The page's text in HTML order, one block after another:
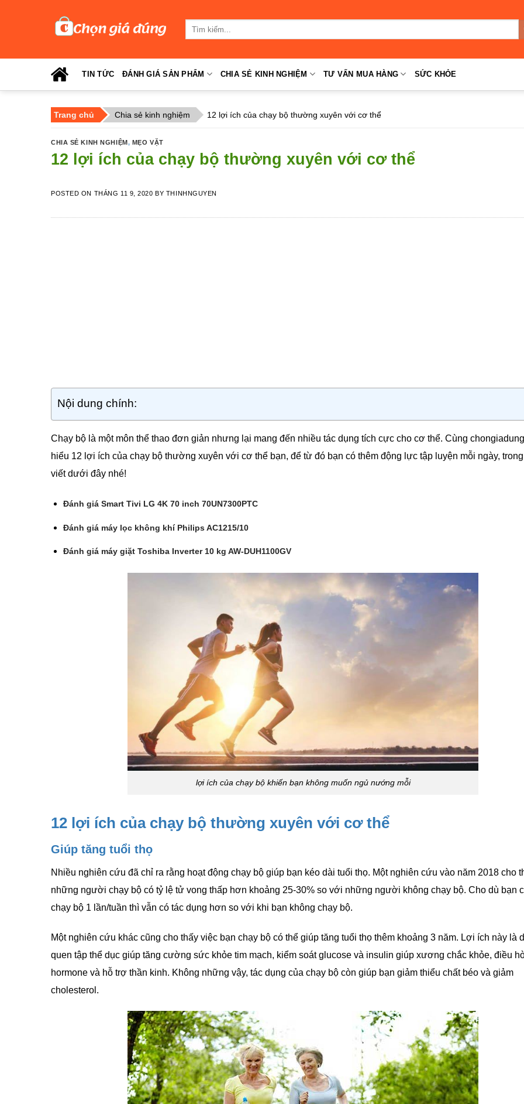
TIN TỨC ĐÁNH GIÁ SẢN PHẨM CHIA SẺ KINH NGHIỆM TƯ VẤN MUA HÀNG SỨC KHỎE
Trang chủ Chia sẻ kinh nghiệm 12 lợi ích của chạy bộ thường xuyên với cơ thể
CHIA SẺ KINH NGHIỆM, MẸO VẶT
12 lợi ích của chạy bộ thường xuyên với cơ thể
POSTED ON THÁNG 11 9, 2020 BY THINHNGUYEN
Nội dung chính:
Chạy bộ là một môn thể thao đơn giản nhưng lại mang đến nhiều tác dụng tích cực cho cơ thể. Cùng
hiểu 12 lợi ích của chạy bộ thường xuyên với cơ thể bạn, để từ đó bạn có thêm động lực tập luyện mỗi ngày,
viết dưới đây nhé!
Đánh giá Smart Tivi LG 4K 70 inch 70UN7300PTC
Đánh giá máy lọc không khí Philips AC1215/10
Đánh giá máy giặt Toshiba Inverter 10 kg AW-DUH1100GV
lợi ích của chạy bộ khiến bạn không muốn ngủ nướng mỗi
12 lợi ích của chạy bộ thường xuyên với cơ thể
Giúp tăng tuổi thọ
Nhiều nghiên cứu đã chỉ ra rằng hoạt động chạy bộ giúp bạn kéo dài tuổi thọ. Một nghiên cứu vào năm 2018 cho
những người chạy bộ có tỷ lệ tử vong thấp hơn khoảng 25-30% so với những người không chạy bộ. Cho dù bạn
chạy bộ 1 lần/tuần thì vẫn có tác dụng hơn so với khi bạn không chạy bộ.
Một nghiên cứu khác cũng cho thấy việc bạn chạy bộ có thể giúp tăng tuổi thọ thêm khoảng 3 năm. Lợi ích này là
quen tập thể dục giúp tăng cường sức khỏe tim mạch, kiểm soát glucose và insulin giúp xương chắc khỏe, điều
hormone và hỗ trợ thần kinh. Không những vậy, tác dụng của chạy bộ còn giúp bạn giảm thiểu chất béo và giảm
cholesterol.